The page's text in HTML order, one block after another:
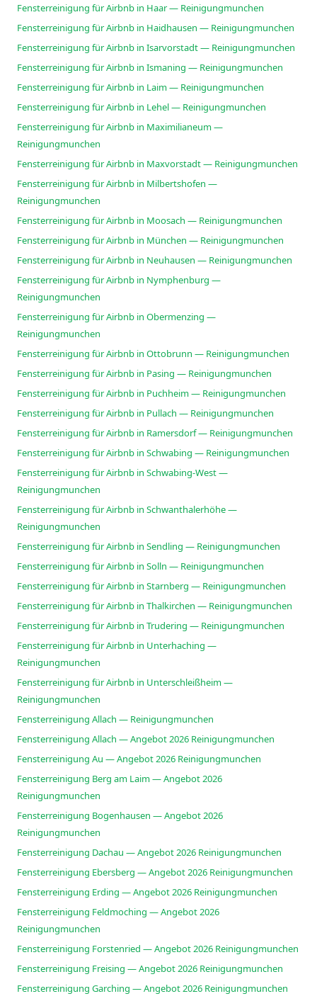
Fensterreinigung für Airbnb in Haar — Reinigungmunchen
Fensterreinigung für Airbnb in Haidhausen — Reinigungmunchen
Fensterreinigung für Airbnb in Isarvorstadt — Reinigungmunchen
Fensterreinigung für Airbnb in Ismaning — Reinigungmunchen
Fensterreinigung für Airbnb in Laim — Reinigungmunchen
Fensterreinigung für Airbnb in Lehel — Reinigungmunchen
Fensterreinigung für Airbnb in Maximilianeum —
Reinigungmunchen
Fensterreinigung für Airbnb in Maxvorstadt — Reinigungmunchen
Fensterreinigung für Airbnb in Milbertshofen —
Reinigungmunchen
Fensterreinigung für Airbnb in Moosach — Reinigungmunchen
Fensterreinigung für Airbnb in München — Reinigungmunchen
Fensterreinigung für Airbnb in Neuhausen — Reinigungmunchen
Fensterreinigung für Airbnb in Nymphenburg —
Reinigungmunchen
Fensterreinigung für Airbnb in Obermenzing —
Reinigungmunchen
Fensterreinigung für Airbnb in Ottobrunn — Reinigungmunchen
Fensterreinigung für Airbnb in Pasing — Reinigungmunchen
Fensterreinigung für Airbnb in Puchheim — Reinigungmunchen
Fensterreinigung für Airbnb in Pullach — Reinigungmunchen
Fensterreinigung für Airbnb in Ramersdorf — Reinigungmunchen
Fensterreinigung für Airbnb in Schwabing — Reinigungmunchen
Fensterreinigung für Airbnb in Schwabing-West —
Reinigungmunchen
Fensterreinigung für Airbnb in Schwanthalerhöhe —
Reinigungmunchen
Fensterreinigung für Airbnb in Sendling — Reinigungmunchen
Fensterreinigung für Airbnb in Solln — Reinigungmunchen
Fensterreinigung für Airbnb in Starnberg — Reinigungmunchen
Fensterreinigung für Airbnb in Thalkirchen — Reinigungmunchen
Fensterreinigung für Airbnb in Trudering — Reinigungmunchen
Fensterreinigung für Airbnb in Unterhaching —
Reinigungmunchen
Fensterreinigung für Airbnb in Unterschleißheim —
Reinigungmunchen
Fensterreinigung Allach — Reinigungmunchen
Fensterreinigung Allach — Angebot 2026 Reinigungmunchen
Fensterreinigung Au — Angebot 2026 Reinigungmunchen
Fensterreinigung Berg am Laim — Angebot 2026
Reinigungmunchen
Fensterreinigung Bogenhausen — Angebot 2026
Reinigungmunchen
Fensterreinigung Dachau — Angebot 2026 Reinigungmunchen
Fensterreinigung Ebersberg — Angebot 2026 Reinigungmunchen
Fensterreinigung Erding — Angebot 2026 Reinigungmunchen
Fensterreinigung Feldmoching — Angebot 2026
Reinigungmunchen
Fensterreinigung Forstenried — Angebot 2026 Reinigungmunchen
Fensterreinigung Freising — Angebot 2026 Reinigungmunchen
Fensterreinigung Garching — Angebot 2026 Reinigungmunchen